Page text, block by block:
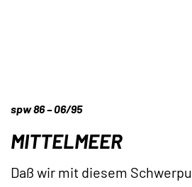
spw 86 – 06/95
MITTELMEER
Daß wir mit diesem